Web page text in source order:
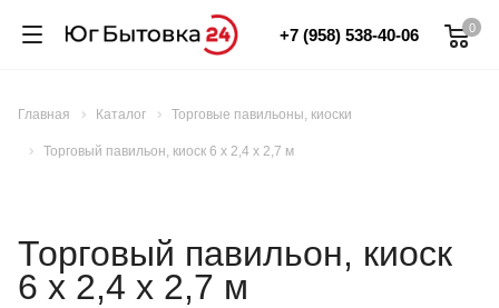
0
+7 (958) 538-40-06
Главная Каталог Торговые павильоны, киоски
Торговый павильон, киоск 6 х 2,4 х 2,7 м
Торговый павильон, киоск
6 х 2,4 х 2,7 м